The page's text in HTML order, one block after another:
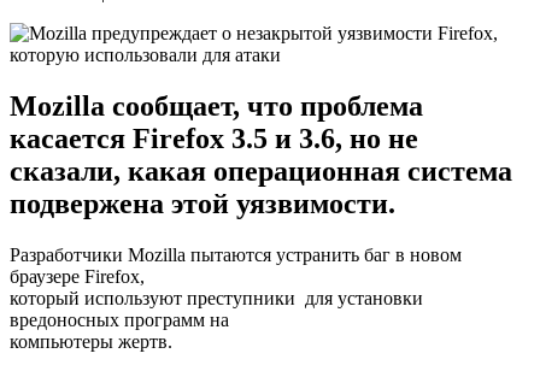
Mozilla сообщает, что проблема
касается Firefox 3.5 и 3.6, но не
сказали, какая операционная система
подвержена этой уязвимости.
Разработчики Mozilla пытаются устранить баг в новом
браузере Firefox,
который используют преступники для установки
вредоносных программ на
компьютеры жертв.